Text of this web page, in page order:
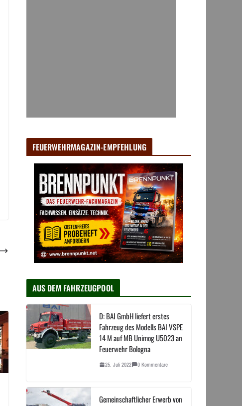
FEUERWEHRMAGAZIN-EMPFEHLUNG
AUS DEM FAHRZEUGPOOL
D: BAI GmbH liefert erstes
Fahrzeug des Modells BAI VSPE
14 M auf MB Unimog U5023 an
Feuerwehr Bologna
25. Juli 2022 0 Kommentare
Gemeinschaftlicher Erwerb von